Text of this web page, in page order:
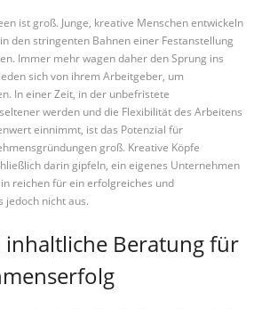
ist groß. Junge, kreative Menschen entwickeln
den stringenten Bahnen einer Festanstellung
Immer mehr wagen daher den Sprung ins
sich von ihrem Arbeitgeber, um
In einer Zeit, in der unbefristete
werden und die Flexibilität des Arbeitens
einnimmt, ist das Potenzial für
groß. Kreative Köpfe
darin gipfeln, ein eigenes Unternehmen
reichen für ein erfolgreiches und
jedoch nicht aus.
inhaltliche Beratung für